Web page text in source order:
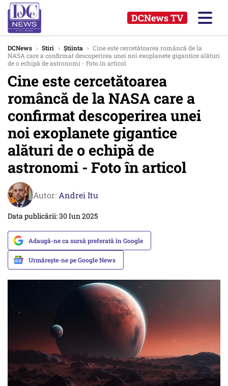
DCNews TV
DCNews › Stiri › Știinta › Cine este cercetătoarea româncă de la
NASA care a confirmat descoperirea unei noi exoplanete gigantice alături
de o echipă de astronomi - Foto în articol
Cine este cercetătoarea
româncă de la NASA care a
confirmat descoperirea unei
noi exoplanete gigantice
alături de o echipă de
astronomi - Foto în articol
Autor: Andrei Itu
Data publicării: 30 Iun 2025
Adaugă-ne ca sursă preferată în Google
Urmărește-ne pe Google News